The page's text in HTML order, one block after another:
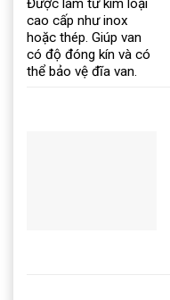
Được làm từ kim loại
cao cấp như inox
hoặc thép. Giúp van
có độ đóng kín và có
thể bảo vệ đĩa van.